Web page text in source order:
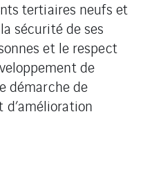
tertiaires neufs et
sécurité de ses
et le respect
de
démarche de